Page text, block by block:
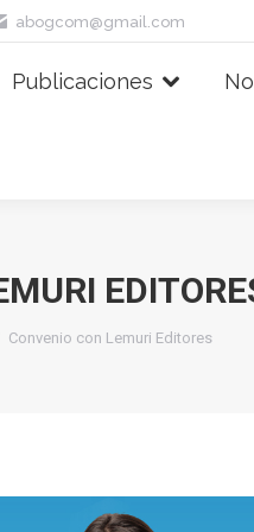
abogcom@gmail.com
Publicaciones
Convenio con Lemuri Editores